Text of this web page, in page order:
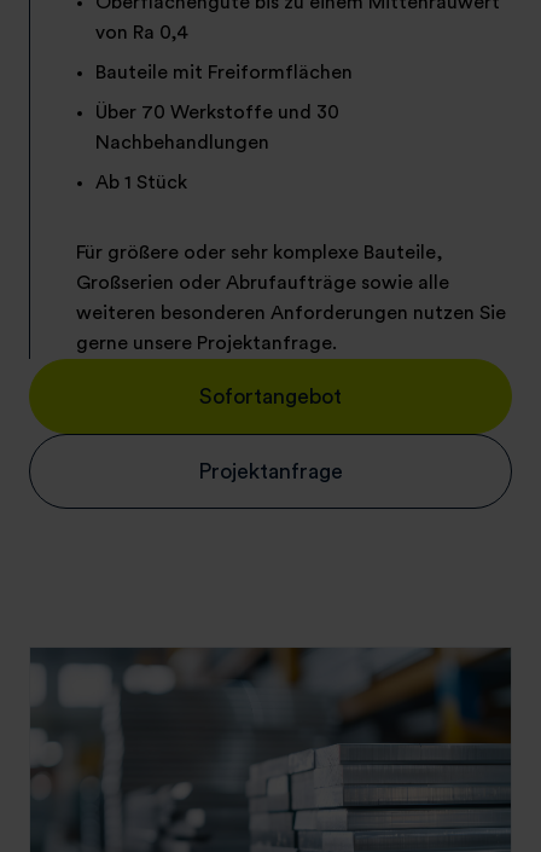
von Ra 0,4
Bauteile mit Freiformflächen
Über 70 Werkstoffe und 30
Nachbehandlungen
Ab 1 Stück
Für größere oder sehr komplexe Bauteile,
Großserien oder Abrufaufträge sowie alle
weiteren besonderen Anforderungen nutzen Sie
gerne unsere Projektanfrage.
Sofortangebot
Projektanfrage